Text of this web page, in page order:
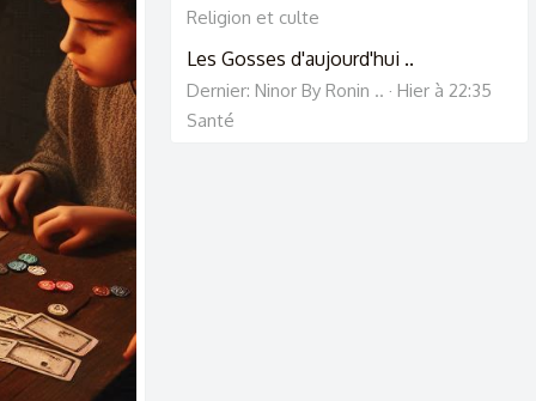
Religion et culte
Les Gosses d'aujourd'hui ..
Dernier: Ninor By Ronin ..
Hier à 22:35
Santé